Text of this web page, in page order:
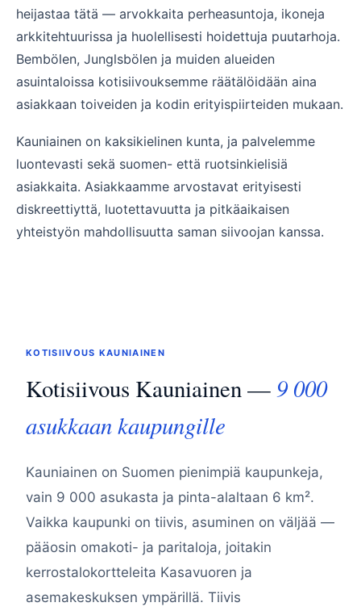
heijastaa tätä — arvokkaita perheasuntoja, ikoneja
arkkitehtuurissa ja huolellisesti hoidettuja puutarhoja.
Bembölen, Junglsbölen ja muiden alueiden
asuintaloissa kotisiivouksemme räätälöidään aina
asiakkaan toiveiden ja kodin erityispiirteiden mukaan.
Kauniainen on kaksikielinen kunta, ja palvelemme
luontevasti sekä suomen- että ruotsinkielisiä
asiakkaita. Asiakkaamme arvostavat erityisesti
diskreettiyttä, luotettavuutta ja pitkäaikaisen
yhteistyön mahdollisuutta saman siivoojan kanssa.
KOTISIIVOUS KAUNIAINEN
Kotisiivous Kauniainen —9 000
asukkaan kaupungille
Kauniainen on Suomen pienimpiä kaupunkeja,
vain 9 000 asukasta ja pinta-alaltaan 6 km².
Vaikka kaupunki on tiivis, asuminen on väljää —
pääosin omakoti- ja paritaloja, joitakin
kerrostalokortteleita Kasavuoren ja
asemakeskuksen ympärillä. Tiivis